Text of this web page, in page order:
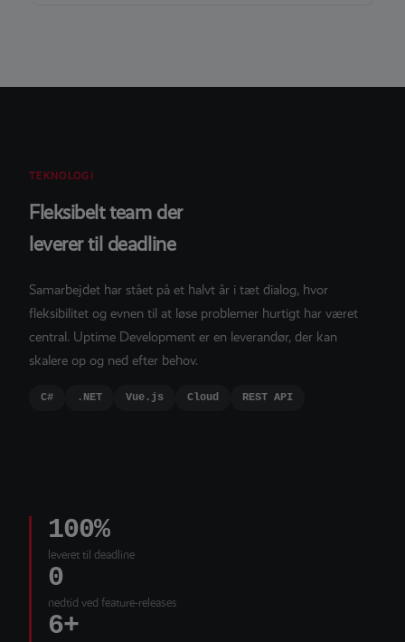
TEKNOLOGI
Fleksibelt team der
leverer til deadline
Samarbejdet har stået på et halvt år i tæt dialog, hvor
fleksibilitet og evnen til at løse problemer hurtigt har været
central. Uptime Development er en leverandør, der kan
skalere op og ned efter behov.
C# .NET Vue.js Cloud REST API
100%
leveret til deadline
0
nedtid ved feature-releases
6+